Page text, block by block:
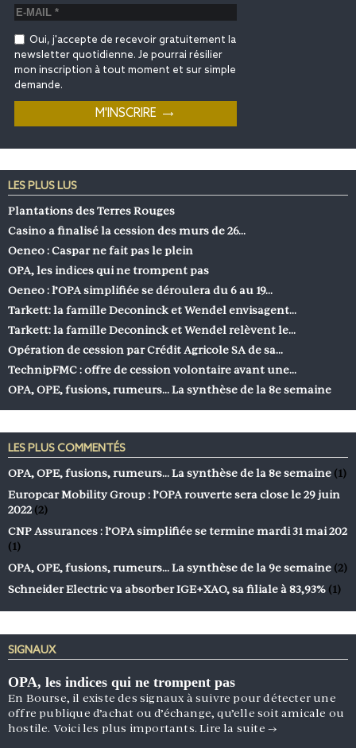
Oui, j'accepte de recevoir gratuitement la
newsletter quotidienne. Je pourrai résilier
mon inscription à tout moment et sur simple
demande.
LES PLUS LUS
Plantations des Terres Rouges
Casino a finalisé la cession des murs de 26…
Oeneo : Caspar ne fait pas le plein
OPA, les indices qui ne trompent pas
Oeneo : l’OPA simplifiée se déroulera du 6 au 19…
Tarkett: la famille Deconinck et Wendel envisagent…
Tarkett: la famille Deconinck et Wendel relèvent le…
Opération de cession par Crédit Agricole SA de sa…
TechnipFMC : offre de cession volontaire avant une…
OPA, OPE, fusions, rumeurs… La synthèse de la 8e semaine
LES PLUS COMMENTÉS
OPA, OPE, fusions, rumeurs… La synthèse de la 8e semaine (1)
Europcar Mobility Group : l’OPA rouverte sera close le 29 juin
2022 (2)
CNP Assurances : l’OPA simplifiée se termine mardi 31 mai 202
(1)
OPA, OPE, fusions, rumeurs… La synthèse de la 9e semaine (2)
Schneider Electric va absorber IGE+XAO, sa filiale à 83,93% (1)
SIGNAUX
OPA, les indices qui ne trompent pas
En Bourse, il existe des signaux à suivre pour détecter une
offre publique d’achat ou d’échange, qu’elle soit amicale ou
hostile. Voici les plus importants.Lire la suite →